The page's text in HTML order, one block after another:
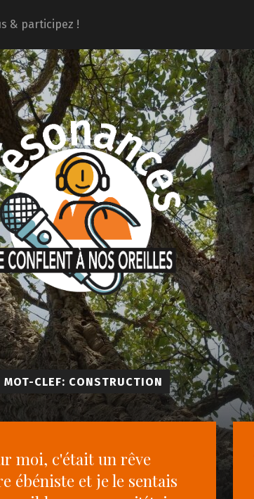
& participez !
MOT-CLEF: CONSTRUCTION
moi, c'était un rêve
ébéniste et je le sentais